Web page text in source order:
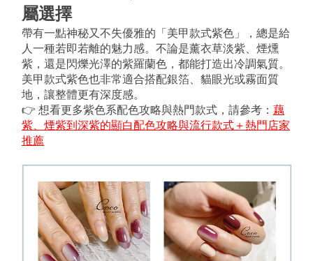
屬選擇
帶有一點神秘又不失優雅的「美甲款式紫色」，總是給
人一種若即若離的魅力感。不論是薰衣草淡紫、煙燻
紫，還是閃爍光澤的紫羅蘭色，都能打造出冷調氣質。
美甲款式紫色也非常適合搭配銀箔、貓眼光或霧面質
地，讓整體更有深度感。
👉 想看更多紫色系配色攻略與熱門款式，請參考： 藕
紫、煙紫到深紫的顯白配色攻略與流行款式＋熱門店家
推薦